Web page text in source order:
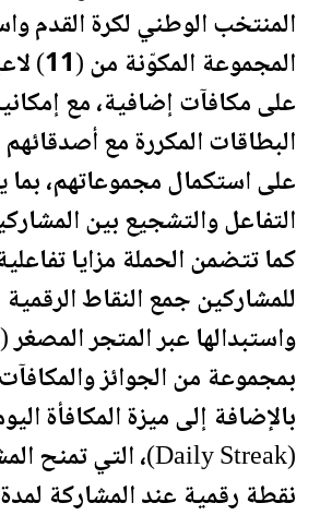
المنتخب الوطني لكرة القدم
المجموعة
على مكافآت إضافية، مع
البطاقات المكررة مع
على استكمال مجموعاتهم، بما
التفاعل والتشجيع بين
كما تتضمن الحملة مزايا
بمجموعة من الجوائز
بالإضافة إلى ميزة المكافأة ال
نقطة رقمية عند المشاركة